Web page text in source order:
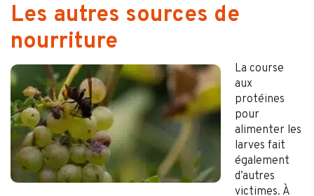
Les autres sources de
nourriture
La course
aux
protéines
pour
alimenter les
larves fait
également
d’autres
victimes. À